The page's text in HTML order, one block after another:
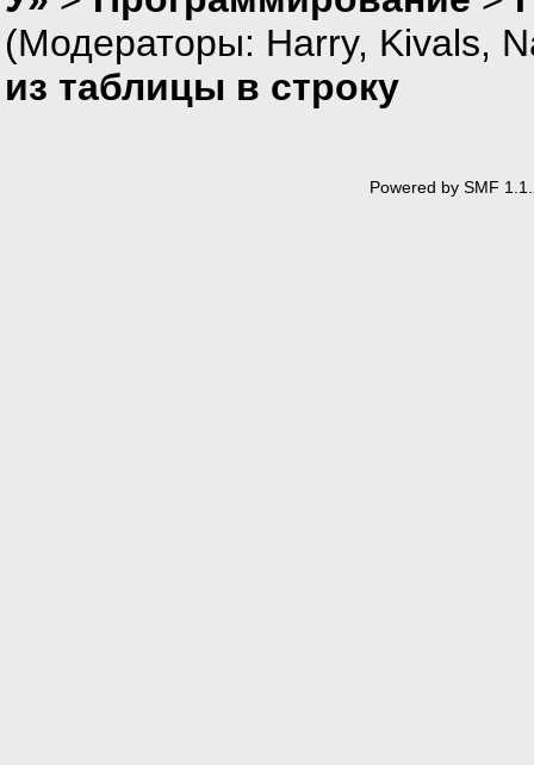
(Модераторы: Harry, Kivals,
из таблицы в строку
Powered by SMF